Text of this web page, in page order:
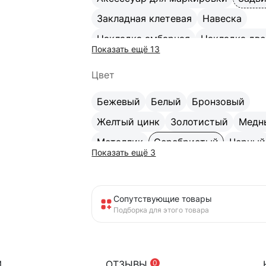
Закладная клетевая
Навеска
Накладка амбарная
Накладка
Петля-стрела
Подвес/крюк
Подкладка для
Проушина
Пружина
Стяжка
Шпингалет накладной
Показать ещё 13
Цвет
Бежевый Белый
Бронзовый
Желтый цинк
Золотистый
Металлик
Серебристый Черный
Показать ещё 3
Сопутствующие товары
Подборка для этого товара
0